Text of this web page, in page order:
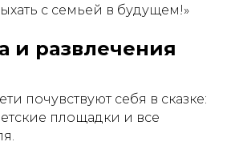
с семьей в будущем!»
и развлечения
почувствуют себя в сказке:
площадки и все